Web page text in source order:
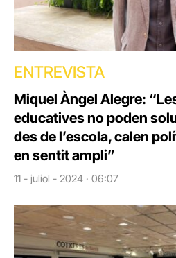
ENTREVISTA
Miquel Àngel Alegre:
educatives no poden
des de l’escola, calen
en sentit ampli”
11 - juliol - 2024 · 06:07